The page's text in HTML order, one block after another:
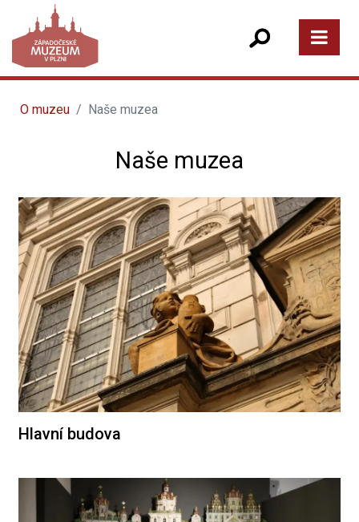
O muzeu Naše muzea
Naše muzea
Hlavní budova